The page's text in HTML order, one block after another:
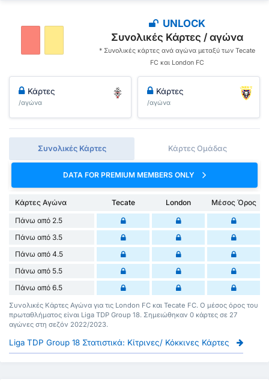
UNLOCK
Συνολικές Κάρτες / αγώνα
* Συνολικές κάρτες ανά αγώνα μεταξύ των Tecate
FC και London FC
Κάρτες
/αγώνα
Κάρτες
/αγώνα
Συνολικές Κάρτες Κάρτες Ομάδας
DATA FOR PREMIUM MEMBERS ONLY
Κάρτες Αγώνα Tecate London
Μέσος Όρος
Πάνω από 2.5
Πάνω από 3.5
Πάνω από 4.5
Πάνω από 5.5
Πάνω από 6.5
Συνολικές Κάρτες Αγώνα για τις London FC και Tecate FC. Ο μέσος όρος του
πρωταθλήματος είναι Liga TDP Group 18. Σημειώθηκαν 0 κάρτες σε 27
αγώνες στη σεζόν 2022/2023.
Liga TDP Group 18 Στατιστικά: Κίτρινες/ Κόκκινες Κάρτες